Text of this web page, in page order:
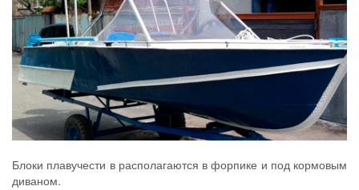
Блоки плавучести в располагаются в форпике и под кормовым
диваном.